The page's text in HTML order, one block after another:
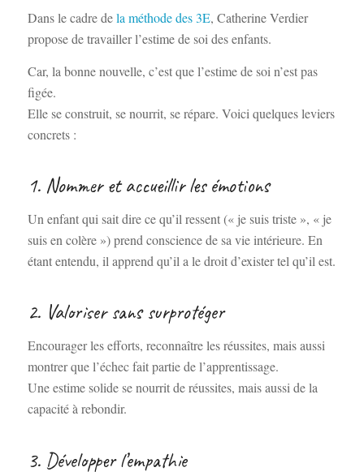
Dans le cadre dela méthode des 3E, Catherine Verdier
propose de travailler l’estime de soi des enfants.
Car, la bonne nouvelle, c’est que l’estime de soi n’est pas
figée.
Elle se construit, se nourrit, se répare. Voici quelques leviers
concrets :
1. Nommer et accueillir les émotions
Un enfant qui sait dire ce qu’il ressent (« je suis triste », « je
suis en colère ») prend conscience de sa vie intérieure. En
étant entendu, il apprend qu’il a le droit d’exister tel qu’il est.
2. Valoriser sans surprotéger
Encourager les efforts, reconnaître les réussites, mais aussi
montrer que l’échec fait partie de l’apprentissage.
Une estime solide se nourrit de réussites, mais aussi de la
capacité à rebondir.
3. Développer l’empathie